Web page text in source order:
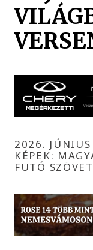
2026.
KÉPEK:
FUTÓ